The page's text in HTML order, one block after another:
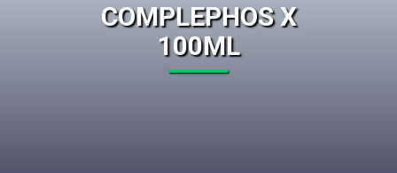
COMPLEPHOS X
100ML